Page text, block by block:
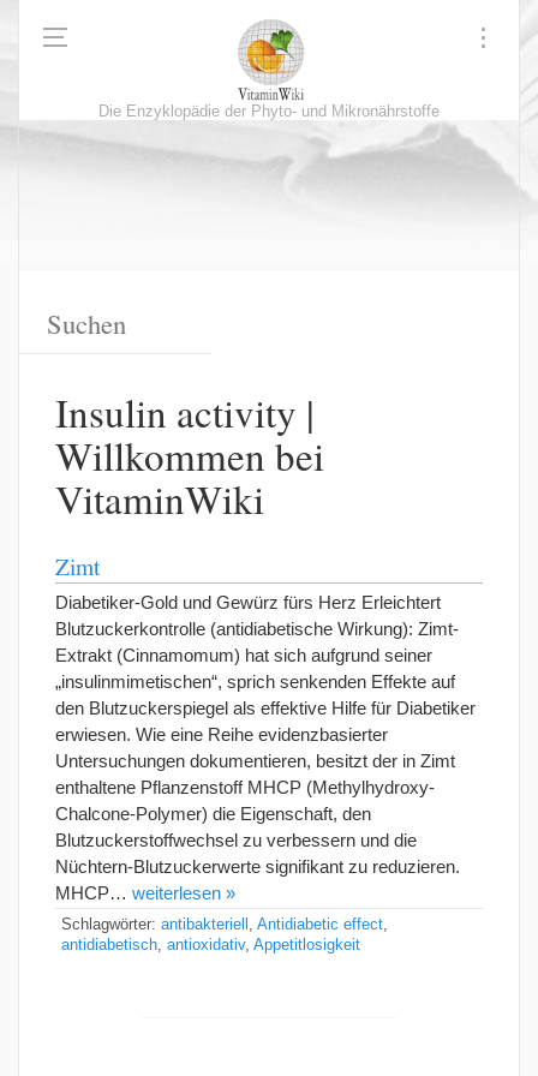
Die Enzyklopädie der Phyto- und Mikronährstoffe
Insulin activity |
Willkommen bei
VitaminWiki
Zimt
Diabetiker-Gold und Gewürz fürs Herz Erleichtert
Blutzuckerkontrolle (antidiabetische Wirkung): Zimt-
Extrakt (Cinnamomum) hat sich aufgrund seiner
„insulinmimetischen“, sprich senkenden Effekte auf
den Blutzuckerspiegel als effektive Hilfe für Diabetiker
erwiesen. Wie eine Reihe evidenzbasierter
Untersuchungen dokumentieren, besitzt der in Zimt
enthaltene Pflanzenstoff MHCP (Methylhydroxy-
Chalcone-Polymer) die Eigenschaft, den
Blutzuckerstoffwechsel zu verbessern und die
Nüchtern-Blutzuckerwerte signifikant zu reduzieren.
MHCP… weiterlesen »
Schlagwörter: antibakteriell Antidiabetic effect
antidiabetisch antioxidativ, Appetitlosigkeit